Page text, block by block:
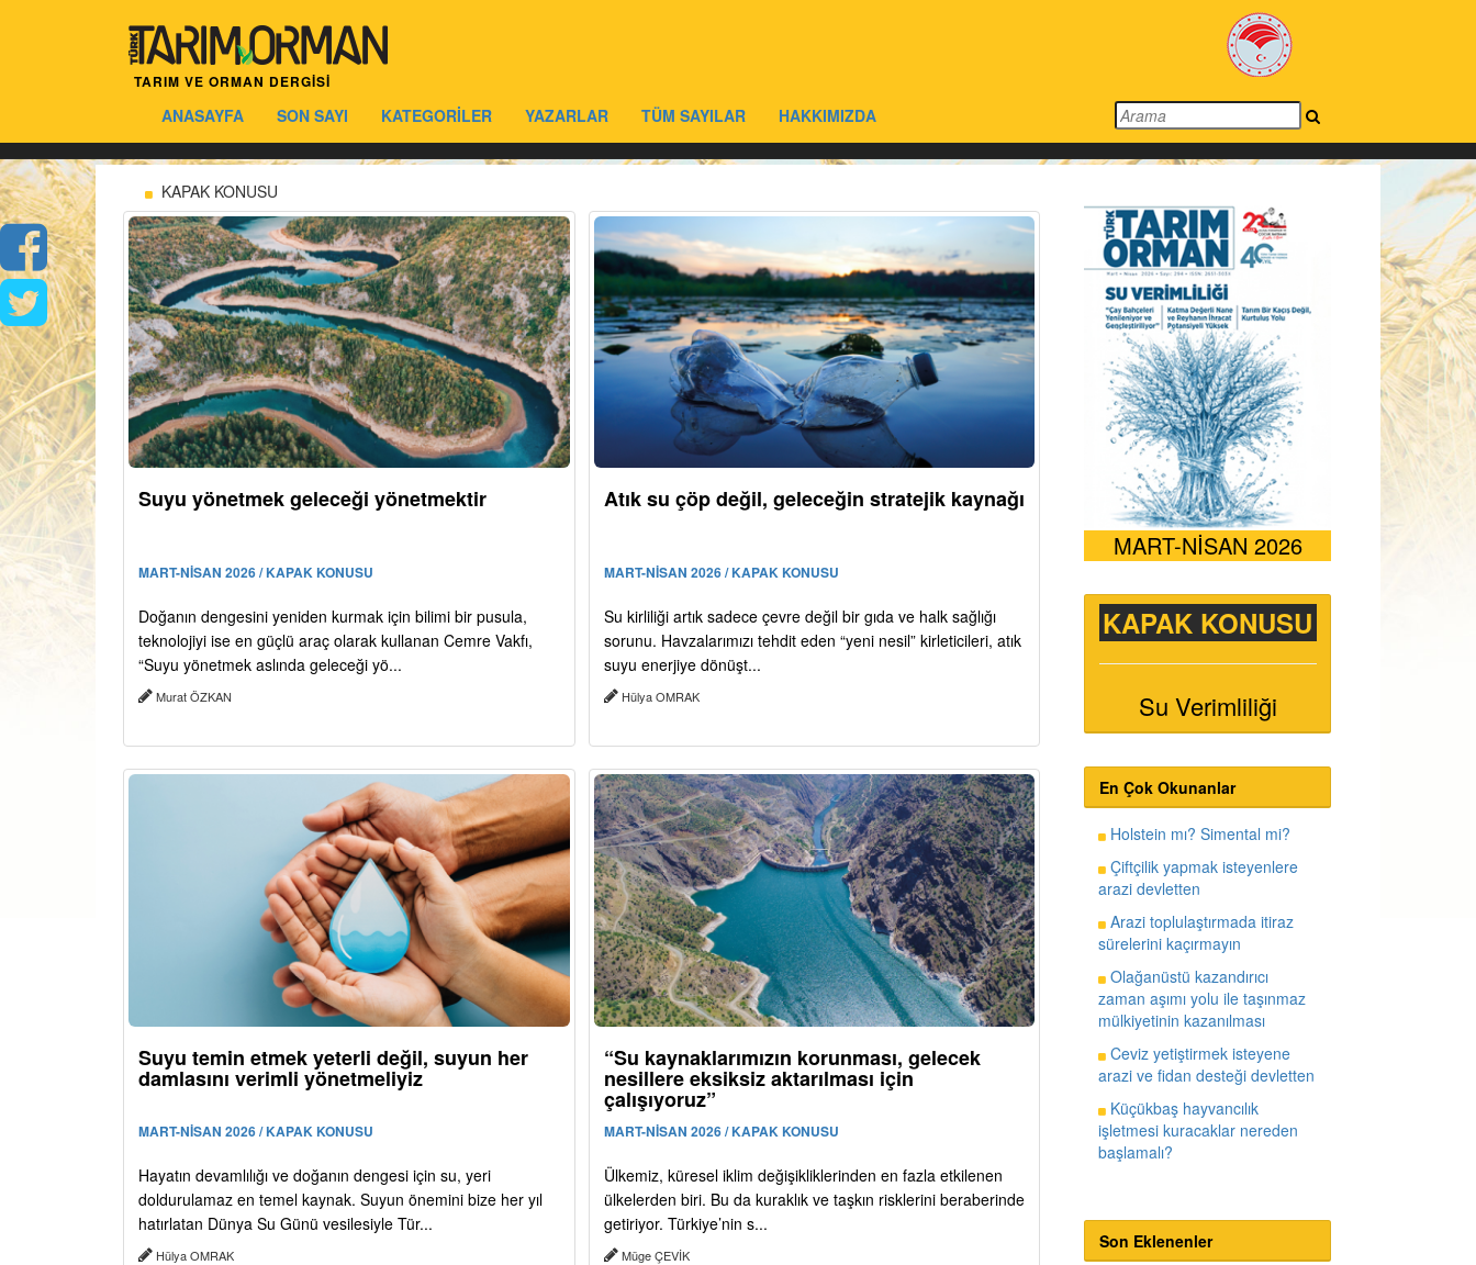
TARIM VE ORMAN DERGİSİ
ANASAYFA SON SAYI KATEGORİLER YAZARLAR TÜM SAYILAR HAKKIMIZDA
KAPAK KONUSU
Suyu yönetmek geleceği yönetmektir
MART-NİSAN 2026 / KAPAK KONUSU
Doğanın dengesini yeniden kurmak için bilimi bir pusula,
teknolojiyi ise en güçlü araç olarak kullanan Cemre Vakfı,
“Suyu yönetmek aslında geleceği yö...
Murat ÖZKAN
Atık su çöp değil, geleceğin stratejik kaynağı
MART-NİSAN 2026 / KAPAK KONUSU
Su kirliliği artık sadece çevre değil bir gıda ve halk sağlığı
sorunu. Havzalarımızı tehdit eden “yeni nesil” kirleticileri, atık
suyu enerjiye dönüşt...
Hülya OMRAK
Suyu temin etmek yeterli değil, suyun her
damlasını verimli yönetmeliyiz
MART-NİSAN 2026 / KAPAK KONUSU
Hayatın devamlılığı ve doğanın dengesi için su, yeri
doldurulamaz en temel kaynak. Suyun önemini bize her yıl
hatırlatan Dünya Su Günü vesilesiyle Tür...
Hülya OMRAK
“Su kaynaklarımızın korunması, gelecek
nesillere eksiksiz aktarılması için
çalışıyoruz”
MART-NİSAN 2026 / KAPAK KONUSU
Ülkemiz, küresel iklim değişikliklerinden en fazla etkilenen
ülkelerden biri. Bu da kuraklık ve taşkın risklerini beraberinde
getiriyor. Türkiye’nin s...
Müge ÇEVİK
MART-NİSAN 2026
KAPAK KONUSU
Su Verimliliği
En Çok Okunanlar
Holstein mı? Simental mi?
Çiftçilik yapmak isteyenlere
arazi devletten
Arazi toplulaştırmada itiraz
sürelerini kaçırmayın
Olağanüstü kazandırıcı
zaman aşımı yolu ile taşınmaz
mülkiyetinin kazanılması
Ceviz yetiştirmek isteyene
arazi ve fidan desteği devletten
Küçükbaş hayvancılık
işletmesi kuracaklar nereden
başlamalı?
Son Eklenenler